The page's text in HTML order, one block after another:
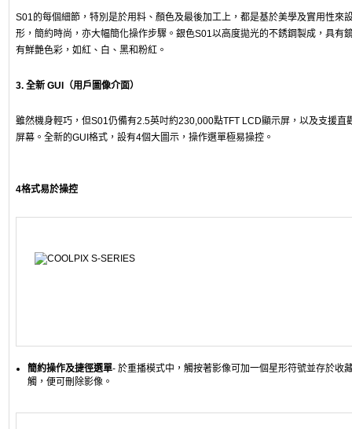
S01的每個細節，特別是於用料、顏色及最後加工上，都是基於美學及實用性來
形，簡約時尚，亦大幅簡化操作步驟。銀色S01以高度拋光的不銹鋼製成，具有
有鮮艷色彩，如紅、白、黑和粉紅。
3. 全新 GUI（用戶圖像介面）
雖然機身輕巧，但S01仍備有2.5英吋約230,000點TFT LCD顯示屏，以及支援直
屏幕。全新的GUI格式，設有4個大圖示，操作選單極易操控。
4格式易於操控
簡約操作及捷徑選單- 於重播模式中，觸按著影像可加一個星形符號並存於收
觸，便可刪除影像。